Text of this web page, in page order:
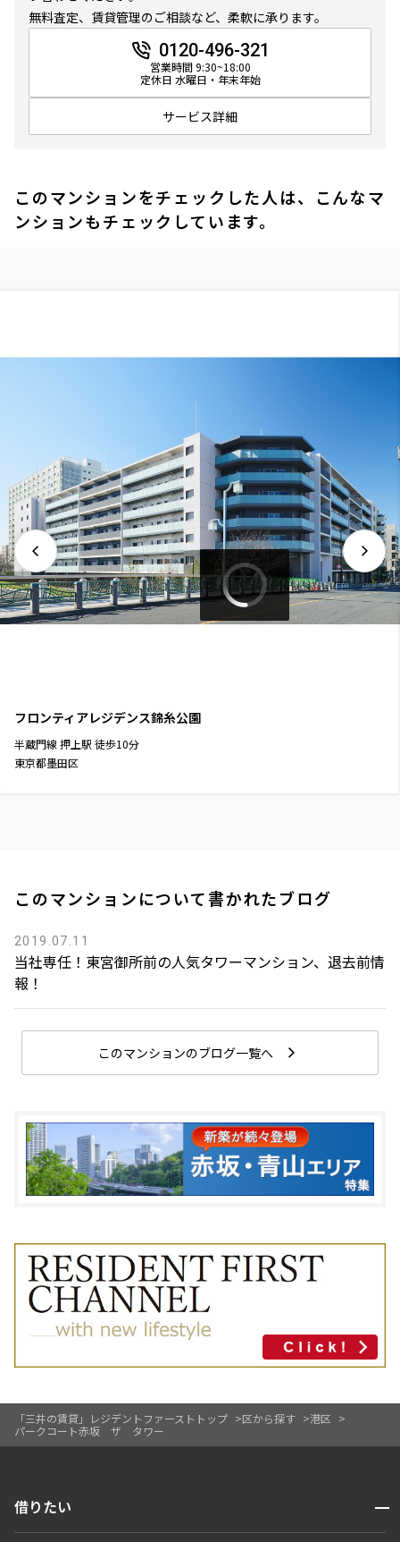
「三井の賃貸」レジデントファーストトップ 区から探す
港区
パークコート赤坂 ザ タワー
無料査定、賃貸管理のご相談など、柔軟に承ります。
0120-496-321
営業時間 9:30~18:00
定休日 水曜日・年末年始
サービス詳細
このマンションをチェックした人は、こんなマ
ンションもチェックしています。
フロンティアレジデンス錦糸公園
半蔵門線 押上駅 徒歩10分
東京都墨田区
このマンションについて書かれたブログ
2019.07.11
当社専任！東宮御所前の人気タワーマンション、退去前情
報！
このマンションのブログ一覧へ
借りたい 開閉